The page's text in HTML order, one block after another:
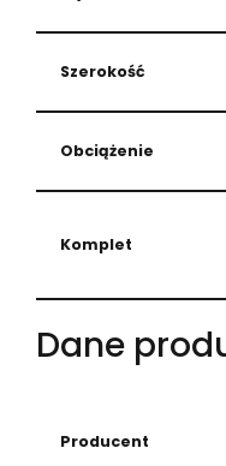
Szerokość
Obciążenie
Komplet
Dane
Producent